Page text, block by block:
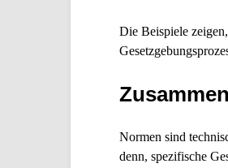
Die Beispiele
Normen sind
denn, spezifische